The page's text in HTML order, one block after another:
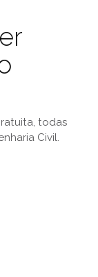
todas
Civil.